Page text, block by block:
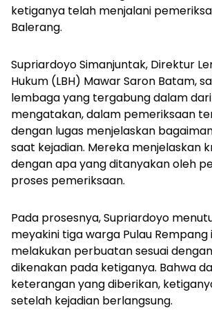
ketiganya telah menjalani
Balerang.
Supriardoyo Simanjuntak, Direktur
Hukum (LBH) Mawar Saron Batam,
lembaga yang tergabung dalam dari
mengatakan, dalam pemeriksaan
dengan lugas menjelaskan
saat kejadian. Mereka menjelaskan
dengan apa yang ditanyakan oleh
proses pemeriksaan.
Pada prosesnya, Supriardoyo
meyakini tiga warga Pulau Rempang
melakukan perbuatan sesuai
dikenakan pada ketiganya. Bahwa
keterangan yang diberikan,
setelah kejadian berlangsung.